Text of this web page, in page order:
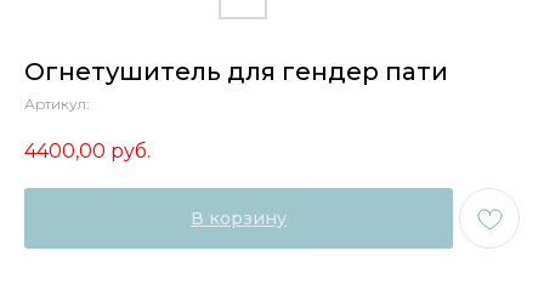
Огнетушитель для гендер пати
Артикул:
4400,00 руб.
В корзину